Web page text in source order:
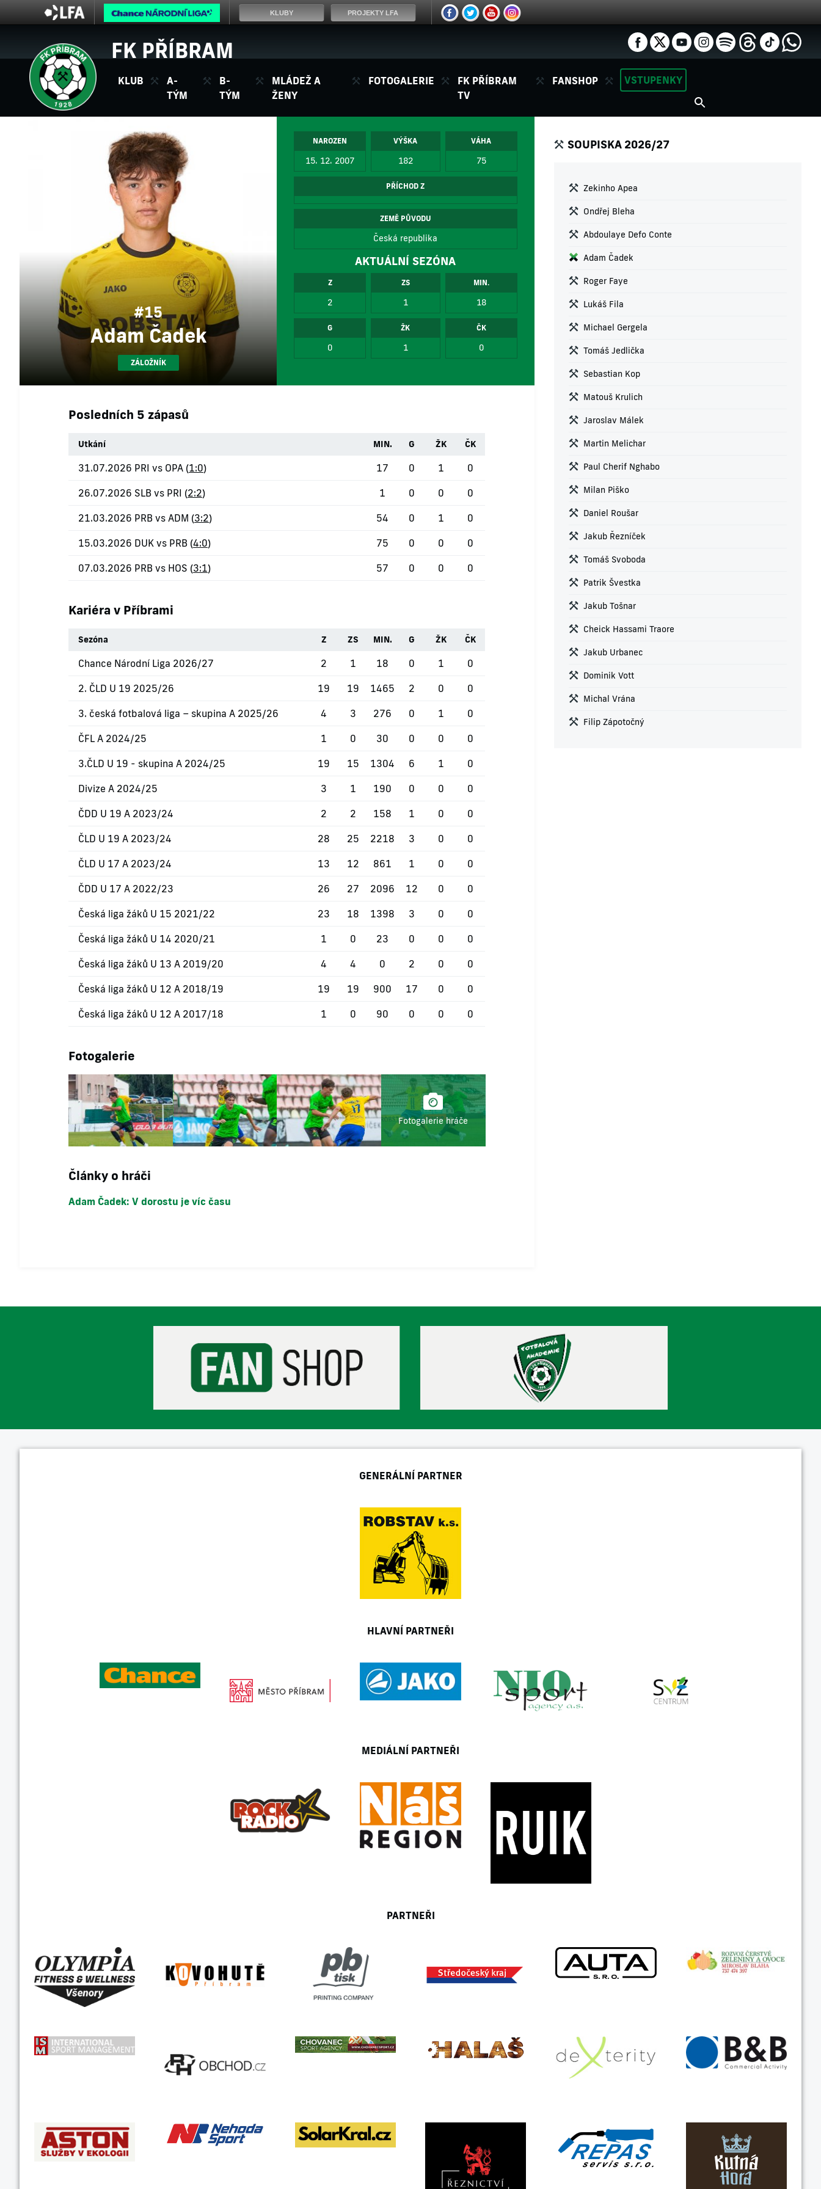
FK PŘÍBRAM
KLUB
A-
TÝM
B-
TÝM
MLÁDEŽ A
ŽENY
FOTOGALERIE
FK PŘÍBRAM
TV
FANSHOP VSTUPENKY
#15
Adam Čadek
ZÁLOŽNÍK
NAROZEN
15. 12. 2007
VÝŠKA
182
VÁHA
75
PŘÍCHOD Z
ZEMĚ PŮVODU
Česká republika
AKTUÁLNÍ SEZÓNA
Z
2
ZS
1
MIN.
18
G
0
ŽK
1
ČK
0
Posledních 5 zápasů
Utkání MIN. G ŽK ČK
31.07.2026 PRI vs OPA (1:0) 17 0 1 0
26.07.2026 SLB vs PRI (2:2) 1 0 0 0
21.03.2026 PRB vs ADM (3:2) 54 0 1 0
15.03.2026 DUK vs PRB (4:0) 75 0 0 0
07.03.2026 PRB vs HOS (3:1) 57 0 0 0
Kariéra v Příbrami
Sezóna Z ZS MIN. G ŽK ČK
Chance Národní Liga 2026/27 2 1 18 0 1 0
2. ČLD U 19 2025/26 19 19 1465 2 0 0
3. česká fotbalová liga – skupina A 2025/26 4 3 276 0 1 0
ČFL A 2024/25 1 0 30 0 0 0
3.ČLD U 19 - skupina A 2024/25 19 15 1304 6 1 0
Divize A 2024/25 3 1 190 0 0 0
ČDD U 19 A 2023/24 2 2 158 1 0 0
ČLD U 19 A 2023/24 28 25 2218 3 0 0
ČLD U 17 A 2023/24 13 12 861 1 0 0
ČDD U 17 A 2022/23 26 27 2096 12 0 0
Česká liga žáků U 15 2021/22 23 18 1398 3 0 0
Česká liga žáků U 14 2020/21 1 0 23 0 0 0
Česká liga žáků U 13 A 2019/20 4 4 0 2 0 0
Česká liga žáků U 12 A 2018/19 19 19 900 17 0 0
Česká liga žáků U 12 A 2017/18 1 0 90 0 0 0
Fotogalerie
Fotogalerie hráče
Články o hráči
Adam Čadek: V dorostu je víc času
SOUPISKA 2026/27
Zekinho Apea
Ondřej Bleha
Abdoulaye Defo Conte
Adam Čadek
Roger Faye
Lukáš Fila
Michael Gergela
Tomáš Jedlička
Sebastian Kop
Matouš Krulich
Jaroslav Málek
Martin Melichar
Paul Cherif Nghabo
Milan Piško
Daniel Roušar
Jakub Řezníček
Tomáš Svoboda
Patrik Švestka
Jakub Tošnar
Cheick Hassami Traore
Jakub Urbanec
Dominik Vott
Michal Vrána
Filip Zápotočný
GENERÁLNÍ PARTNER
HLAVNÍ PARTNEŘI
MEDIÁLNÍ PARTNEŘI
PARTNEŘI
KLUBY PROJEKTY LFA